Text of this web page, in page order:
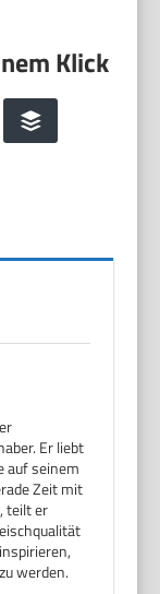
Buffer
Er liebt
auf seinem
Zeit mit
teilt er
werden.